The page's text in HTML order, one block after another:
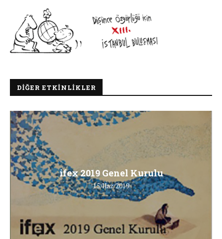
DIĞER ETKINLIKLER
ifex 2019 Genel Kurulu
15/Haz/2019